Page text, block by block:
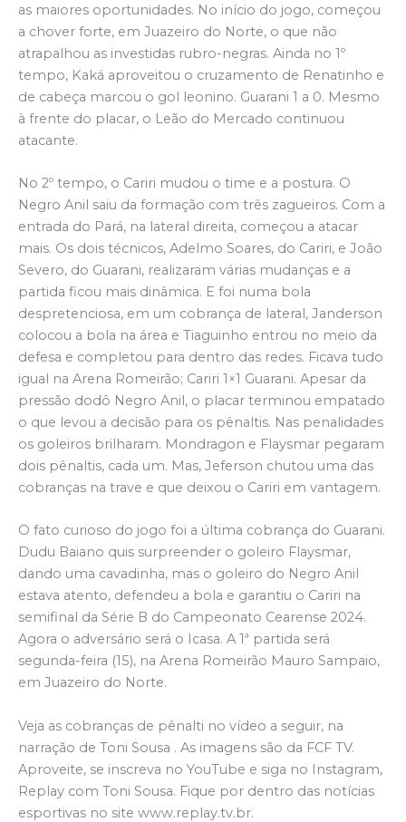
as maiores oportunidades. No início do jogo, começou
a chover forte, em Juazeiro do Norte, o que não
atrapalhou as investidas rubro-negras. Ainda no 1º
tempo, Kaká aproveitou o cruzamento de Renatinho e
de cabeça marcou o gol leonino. Guarani 1 a 0. Mesmo
à frente do placar, o Leão do Mercado continuou
atacante.
No 2º tempo, o Cariri mudou o time e a postura. O
Negro Anil saiu da formação com três zagueiros. Com a
entrada do Pará, na lateral direita, começou a atacar
mais. Os dois técnicos, Adelmo Soares, do Cariri, e João
Severo, do Guarani, realizaram várias mudanças e a
partida ficou mais dinâmica. E foi numa bola
despretenciosa, em um cobrança de lateral, Janderson
colocou a bola na área e Tiaguinho entrou no meio da
defesa e completou para dentro das redes. Ficava tudo
igual na Arena Romeirão; Cariri 1×1 Guarani. Apesar da
pressão dodô Negro Anil, o placar terminou empatado
o que levou a decisão para os pênaltis. Nas penalidades
os goleiros brilharam. Mondragon e Flaysmar pegaram
dois pênaltis, cada um. Mas, Jeferson chutou uma das
cobranças na trave e que deixou o Cariri em vantagem.
O fato curioso do jogo foi a última cobrança do Guarani.
Dudu Baiano quis surpreender o goleiro Flaysmar,
dando uma cavadinha, mas o goleiro do Negro Anil
estava atento, defendeu a bola e garantiu o Cariri na
semifinal da Série B do Campeonato Cearense 2024.
Agora o adversário será o Icasa. A 1ª partida será
segunda-feira (15), na Arena Romeirão Mauro Sampaio,
em Juazeiro do Norte.
Veja as cobranças de pênalti no vídeo a seguir, na
narração de Toni Sousa . As imagens são da FCF TV.
Aproveite, se inscreva no YouTube e siga no Instagram,
Replay com Toni Sousa. Fique por dentro das notícias
esportivas no site www.replay.tv.br.